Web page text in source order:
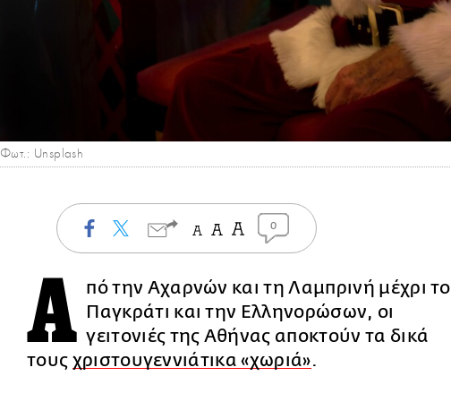
Φωτ.: Unsplash
0
Α πό την Αχαρνών και τη Λαμπρινή μέχρι το
Παγκράτι και την Ελληνορώσων, οι
γειτονιές της Αθήνας αποκτούν τα δικά
τους χριστουγεννιάτικα «χωριά».